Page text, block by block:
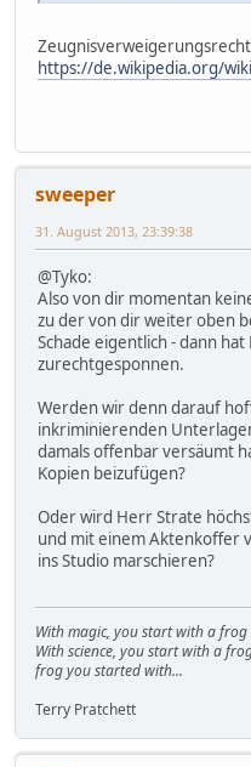
Zeugnisverweigerungsrecht
https://de.wikipedia.org/
sweeper
31. August 2013, 23:39:38
@Tyko:
Also von dir momentan
zu der von dir weiter oben
Schade eigentlich - dann
zurechtgesponnen.
Werden wir denn darauf
inkriminierenden
damals offenbar versäumt
Kopien beizufügen?
Oder wird Herr Strate
und mit einem Aktenkoffer
ins Studio marschieren?
With magic, you start with a
With science, you start with a
frog you started with...
Terry Pratchett